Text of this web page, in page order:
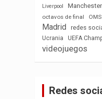
Liverpool
octavos de final OMS
Madrid
redes
Ucrania
UEFA
videojuegos
Redes